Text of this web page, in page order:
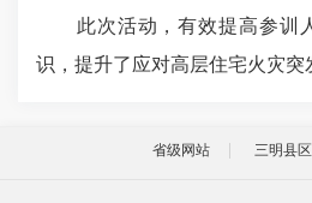
此次活动，有效提高参训
识，提升了应对高层住宅火灾突
省级网站 三明县区